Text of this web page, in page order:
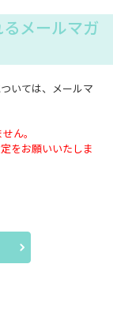
メールマガ
いては、メールマ
ん。
をお願いいたしま